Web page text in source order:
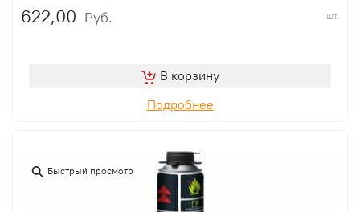
622,00 Руб. шт.
В корзину
Подробнее
Быстрый просмотр